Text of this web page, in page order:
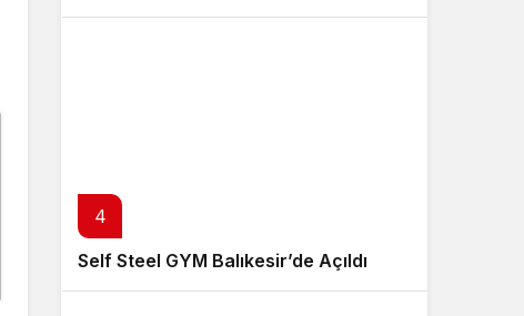
4
Self Steel GYM Balıkesir’de Açıldı